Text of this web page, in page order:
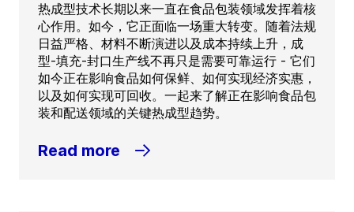
热成型技术长期以来一直在食品包装领域发挥着核
心作用。如今，它正面临一场重大转变。随着法规
日益严格、材料不断演进以及成本持续上升，成
型-填充-封口生产线不再只是需要可靠运行 - 它们
如今正在影响食品如何保鲜、如何实现经济实惠，
以及如何实现可回收。一起来了解正在影响食品包
装和配送领域的关键热成型趋势。
Read more